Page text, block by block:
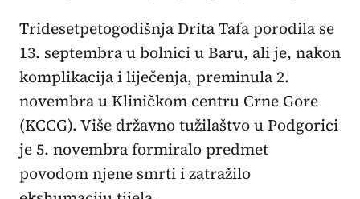
Tridesetpetogodišnja Drita Tafa porodila se
13. septembra u bolnici u Baru, ali je, nakon
komplikacija i liječenja, preminula 2.
novembra u Kliničkom centru Crne Gore
(KCCG). Više državno tužilaštvo u Podgorici
je 5. novembra formiralo predmet
povodom njene smrti i zatražilo